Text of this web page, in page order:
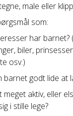
male eller
som:
har
biler,
osv.)
barnet godt lide at
meget aktiv, eller
i stille lege?